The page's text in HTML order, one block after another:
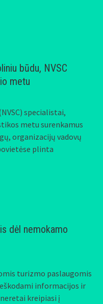
būdu, NVSC
metu
specialistai,
metu surenkamus
organizacijų vadovų
plinta
dėl nemokamo
turizmo paslaugomis
informacijos ir
kreipiasi į